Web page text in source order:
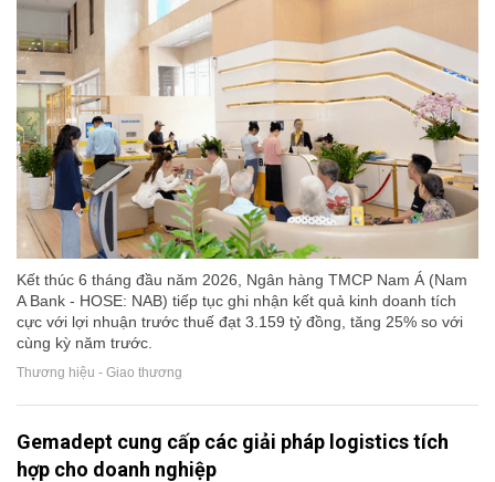
Kết thúc 6 tháng đầu năm 2026, Ngân hàng TMCP Nam Á (Nam
A Bank - HOSE: NAB) tiếp tục ghi nhận kết quả kinh doanh tích
cực với lợi nhuận trước thuế đạt 3.159 tỷ đồng, tăng 25% so với
cùng kỳ năm trước.
Thương hiệu - Giao thương
Gemadept cung cấp các giải pháp logistics tích
hợp cho doanh nghiệp